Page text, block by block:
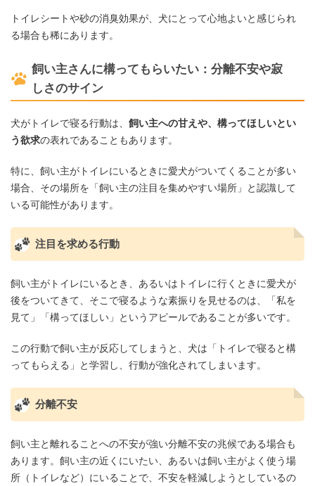
トイレシートや砂の消臭効果が、犬にとって心地よいと感じられ
る場合も稀にあります。
飼い主さんに構ってもらいたい：分離不安や寂
しさのサイン
犬がトイレで寝る行動は、 飼い主への甘えや、構ってほしいとい
う欲求の表れであることもあります。
特に、飼い主がトイレにいるときに愛犬がついてくることが多い
場合、その場所を「飼い主の注目を集めやすい場所」と認識して
いる可能性があります。
注目を求める行動
飼い主がトイレにいるとき、あるいはトイレに行くときに愛犬が
後をついてきて、そこで寝るような素振りを見せるのは、「私を
見て」「構ってほしい」というアピールであることが多いです。
この行動で飼い主が反応してしまうと、犬は「トイレで寝ると構
ってもらえる」と学習し、行動が強化されてしまいます。
分離不安
飼い主と離れることへの不安が強い分離不安の兆候である場合も
あります。飼い主の近くにいたい、あるいは飼い主がよく使う場
所（トイレなど）にいることで、不安を軽減しようとしているの